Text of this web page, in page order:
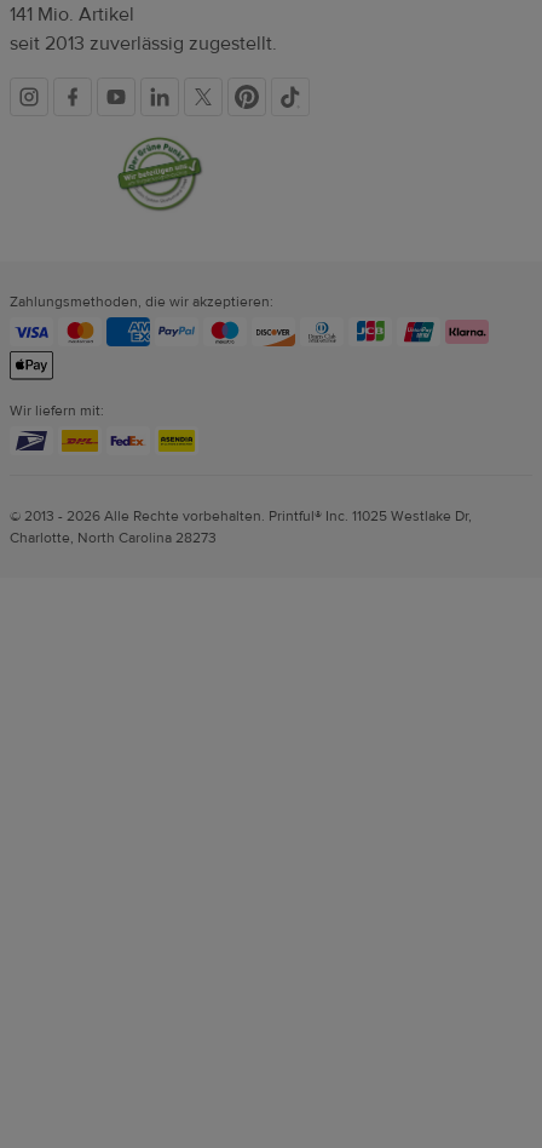
141 Mio. Artikel
seit 2013 zuverlässig zugestellt.
Soziale
Medien
Vertrauenssiegel
Zahlungsmethoden, die wir akzeptieren:
Wir liefern mit:
© 2013 - 2026 Alle Rechte vorbehalten. Printful® Inc. 11025 Westlake Dr,
Charlotte, North Carolina 28273